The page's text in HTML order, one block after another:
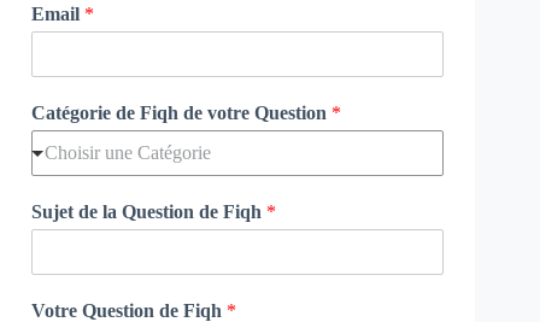
Email *
Catégorie de Fiqh de votre Question *
Choisir une Catégorie
Sujet de la Question de Fiqh *
Votre Question de Fiqh *